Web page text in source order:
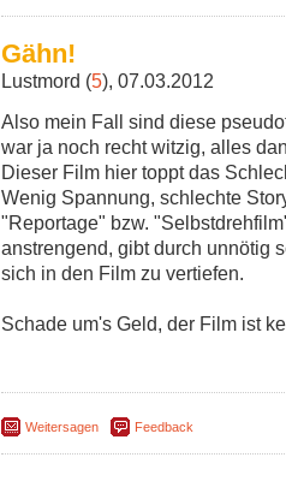
Gähn!
Lustmord (5), 07.03.2012
Also mein Fall sind diese
war ja noch recht witzig, alles
Dieser Film hier toppt das
Wenig Spannung, schlechte
"Reportage" bzw.
anstrengend, gibt durch unnötig
sich in den Film zu vertiefen.
Schade um's Geld, der Film ist
Weitersagen Feedback